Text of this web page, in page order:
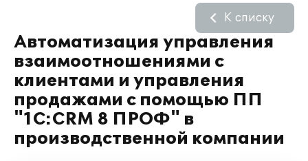
Автоматизация управления
взаимоотношениями с
клиентами и управления
продажами с помощью ПП
"1С:CRM 8 ПРОФ" в
производственной компании
К списку